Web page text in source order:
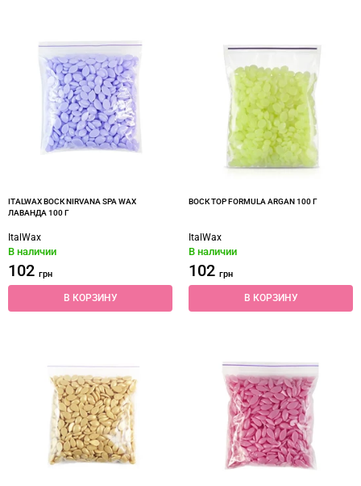
ITALWAX ВОСК NIRVANA SPA WAX
ЛАВАНДА 100 Г
ItalWax
В наличии
102 грн
В КОРЗИНУ
ВОСК TOP FORMULA ARGAN 100 Г
ItalWax
В наличии
102 грн
В КОРЗИНУ